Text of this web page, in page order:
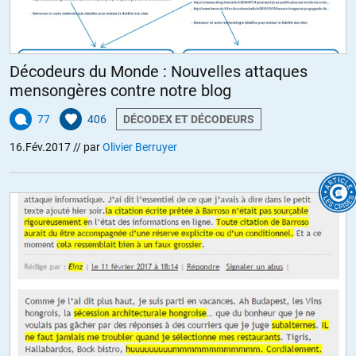
intelligents dans notre belle démocratie ! Voyez l’agression des
honnêtes gens par d’inqualifiables pantins. L’agression est
d’autant plus humiliante quand ses auteurs sont minables.
Bref, tout est fait pour que l’on continue à avoir ce genre de
représentants politiques. Nous devons tous passer à l’action.
Notre passivité nous coûte très cher. C’est facile mais en ce
moment j’ai envie de dire : « je suis OLIVIER » !
V_Parlier//18.02.2017 à 22h02
Non, c’est bel et bien la dictature DES minorités: Celles aux
pouvoir, et d’autres qui leur servent de faire-valoir. La majorité,
ce sont les pigeons. Mais un pigeon naïf a une partie de
+1
Décodeurs du Monde : Nouvelles attaques
mensongères contre notre blog
77 406 DÉCODEX ET DÉCODEURS
16.Fév.2017 // parOlivier Berruyer